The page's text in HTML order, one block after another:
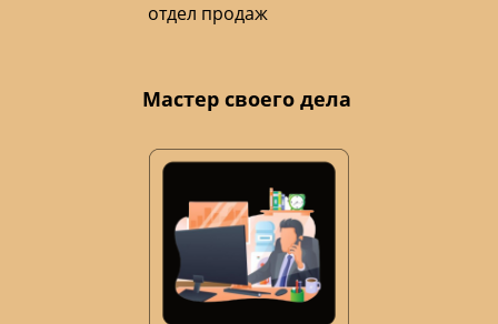
отдел продаж
Мастер своего дела